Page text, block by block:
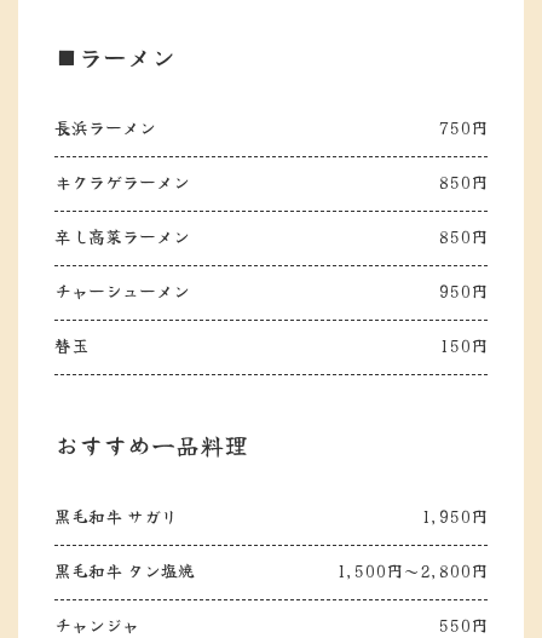
■ラーメン
長浜ラーメン 750円
キクラゲラーメン 850円
辛し高菜ラーメン 850円
チャーシューメン 950円
替玉 150円
おすすめ一品料理
黒毛和牛 サガリ 1,950円
黒毛和牛 タン塩焼 1,500円～2,800円
チャンジャ 550円